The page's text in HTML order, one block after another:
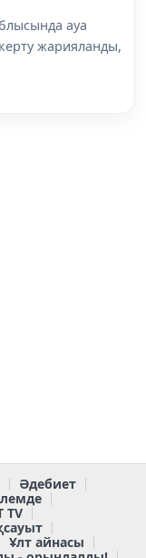
ауа
жарияланды,
Әдебиет
TV
Ұлт айнасы